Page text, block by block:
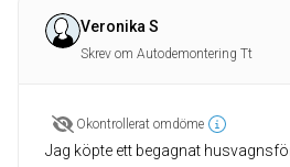
Veronika S
Skrev om Autodemontering Tt
Okontrollerat omdöme
Jag köpte ett begagnat